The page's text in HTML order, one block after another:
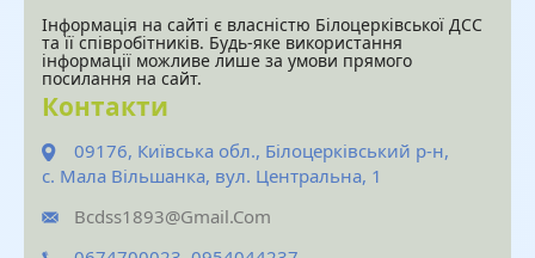
Інформація на сайті є власністю Білоцерківської ДСС
та її співробітників. Будь-яке використання
інформації можливе лише за умови прямого
посилання на сайт.
Контакти
09176, Київська обл., Білоцерківський р-н,
с. Мала Вільшанка, вул. Центральна, 1
Bcdss1893@gmail.com